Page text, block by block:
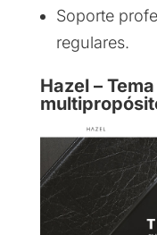
Soporte
regulares.
Hazel –